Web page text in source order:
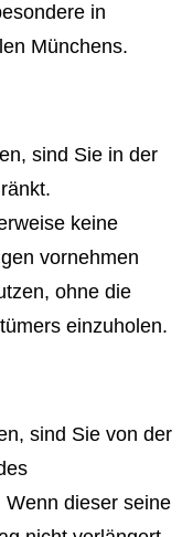
in
Münchens.
sind Sie in der
keine
vornehmen
ohne die
einzuholen.
sind Sie von der
dieser seine